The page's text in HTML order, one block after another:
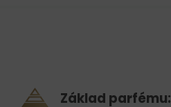
Základ parfému: